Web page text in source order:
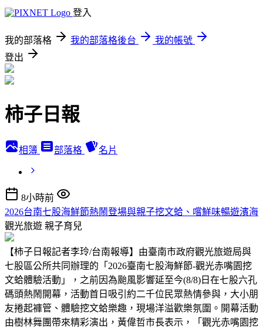
登入
我的部落格 我的部落格後台
我的帳號
登出
柿子日報
相簿 部落格 名片
8小時前
2026台南七股海鮮節熱鬧登場與親子挖文蛤、嚐鮮味暢遊濱海
觀光旅遊 親子育兒
【柿子日報記者李玲/台南報導】由臺南市政府觀光旅遊局與
七股區公所共同辦理的「2026臺南七股海鮮節-觀光赤嘴園挖
文蛤體驗活動」，之前因為颱風影響延至今(8/8)日在七股六孔
碼頭熱鬧開幕，活動首日吸引約二千位民眾熱情參與，大小朋
友捲起褲管、體驗挖文蛤樂趣，現場洋溢歡樂氛圍。開幕活動
由樹林舞團帶來精彩演出，黃偉哲市長表示，「觀光赤嘴園挖